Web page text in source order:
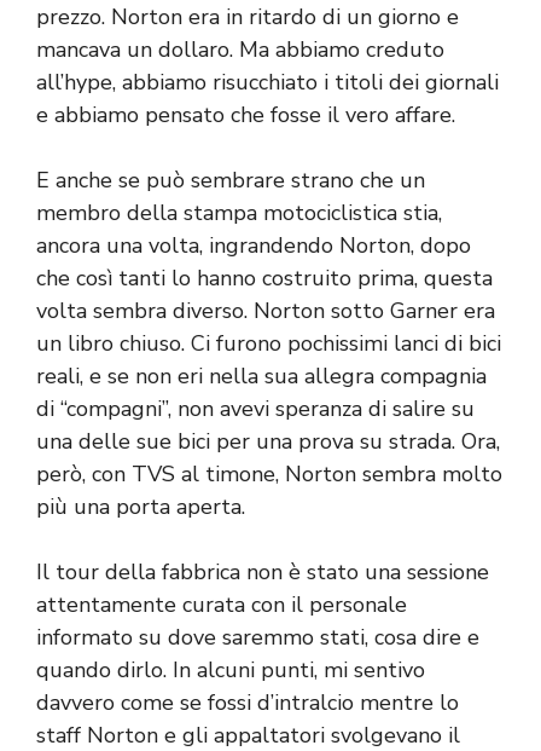
prezzo. Norton era in ritardo di un giorno e
mancava un dollaro. Ma abbiamo creduto
all’hype, abbiamo risucchiato i titoli dei giornali
e abbiamo pensato che fosse il vero affare.
E anche se può sembrare strano che un
membro della stampa motociclistica stia,
ancora una volta, ingrandendo Norton, dopo
che così tanti lo hanno costruito prima, questa
volta sembra diverso. Norton sotto Garner era
un libro chiuso. Ci furono pochissimi lanci di bici
reali, e se non eri nella sua allegra compagnia
di “compagni”, non avevi speranza di salire su
una delle sue bici per una prova su strada. Ora,
però, con TVS al timone, Norton sembra molto
più una porta aperta.
Il tour della fabbrica non è stato una sessione
attentamente curata con il personale
informato su dove saremmo stati, cosa dire e
quando dirlo. In alcuni punti, mi sentivo
davvero come se fossi d’intralcio mentre lo
staff Norton e gli appaltatori svolgevano il